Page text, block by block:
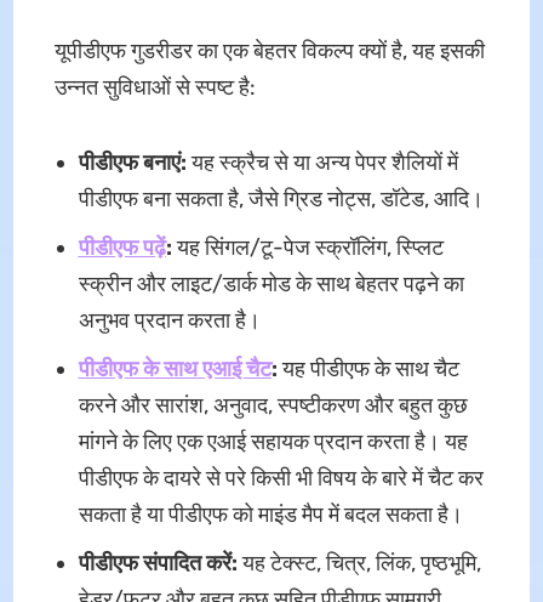
यूपीडीएफ गुडरीडर का एक बेहतर विकल्प क्यों है, यह इसकी
उन्नत सुविधाओं से स्पष्ट है:
पीडीएफ बनाएं:यह स्क्रैच से या अन्य पेपर शैलियों में
पीडीएफ बना सकता है, जैसे ग्रिड नोट्स, डॉटेड, आदि।
पीडीएफ पढ़ें:यह सिंगल/टू-पेज स्क्रॉलिंग, स्प्लिट
स्क्रीन और लाइट/डार्क मोड के साथ बेहतर पढ़ने का
अनुभव प्रदान करता है।
पीडीएफ के साथ एआई चैट:यह पीडीएफ के साथ चैट
करने और सारांश, अनुवाद, स्पष्टीकरण और बहुत कुछ
मांगने के लिए एक एआई सहायक प्रदान करता है। यह
पीडीएफ के दायरे से परे किसी भी विषय के बारे में चैट कर
सकता है या पीडीएफ को माइंड मैप में बदल सकता है।
पीडीएफ संपादित करें:यह टेक्स्ट, चित्र, लिंक, पृष्ठभूमि,